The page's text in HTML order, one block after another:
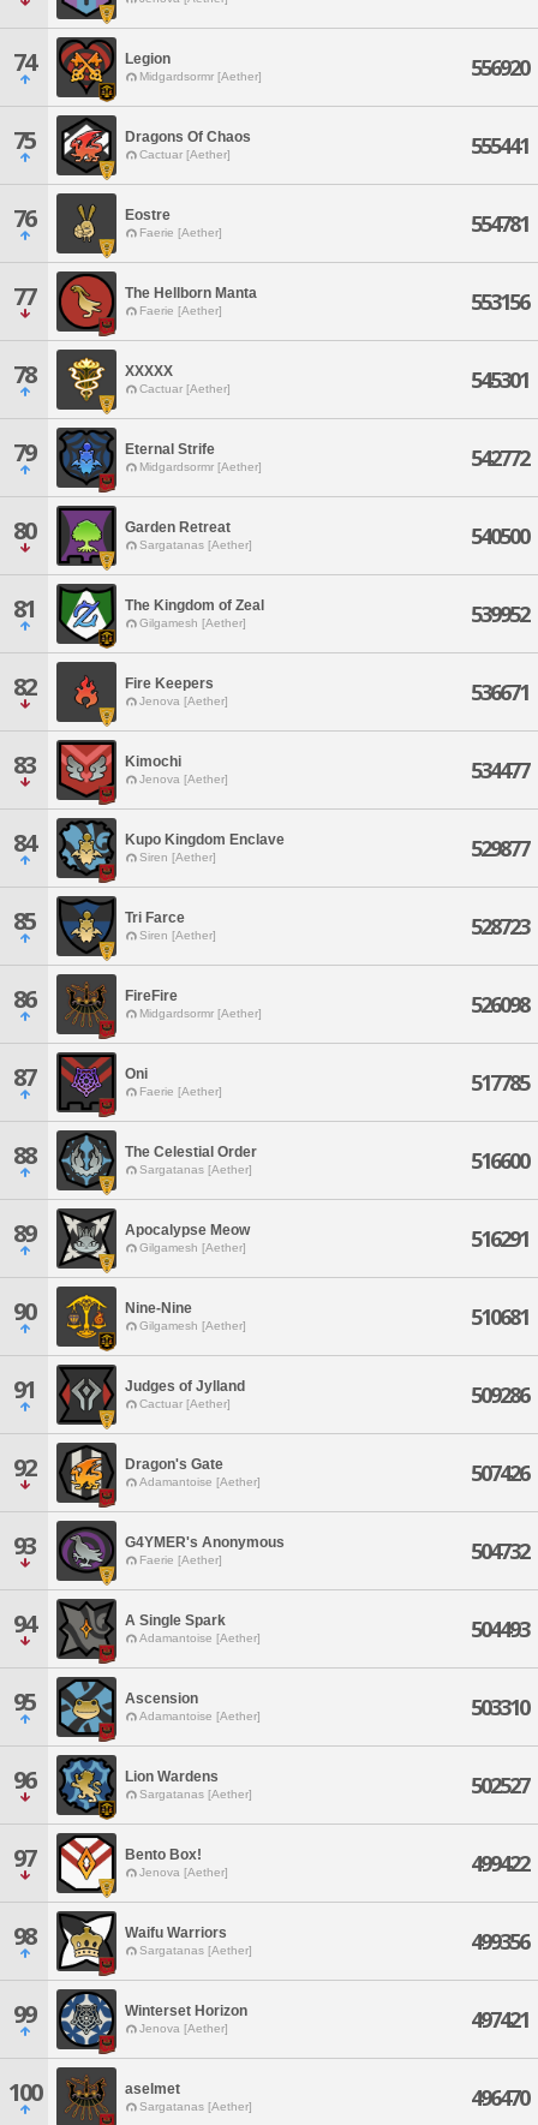
74 Legion
Midgardsormr [Aether] 556920
75 Dragons Of Chaos
Cactuar [Aether] 555441
76 Eostre
Faerie [Aether] 554781
77 The Hellborn Manta
Faerie [Aether] 553156
78 XXXXX
Cactuar [Aether] 545301
79 Eternal Strife
Midgardsormr [Aether] 542772
80 Garden Retreat
Sargatanas [Aether] 540500
81 The Kingdom of Zeal
Gilgamesh [Aether] 539952
82 Fire Keepers
Jenova [Aether] 536671
83 Kimochi
Jenova [Aether] 534477
84 Kupo Kingdom Enclave
Siren [Aether] 529877
85 Tri Farce
Siren [Aether] 528723
86 FireFire
Midgardsormr [Aether] 526098
87 Oni
Faerie [Aether] 517785
88 The Celestial Order
Sargatanas [Aether] 516600
89 Apocalypse Meow
Gilgamesh [Aether] 516291
90 Nine-Nine
Gilgamesh [Aether] 510681
91 Judges of Jylland
Cactuar [Aether] 509286
92 Dragon's Gate
Adamantoise [Aether] 507426
93 G4YMER's Anonymous
Faerie [Aether] 504732
94 A Single Spark
Adamantoise [Aether] 504493
95 Ascension
Adamantoise [Aether] 503310
96 Lion Wardens
Sargatanas [Aether] 502527
97 Bento Box!
Jenova [Aether] 499422
98 Waifu Warriors
Sargatanas [Aether] 499356
99 Winterset Horizon
Jenova [Aether] 497421
100 aselmet
Sargatanas [Aether] 496470